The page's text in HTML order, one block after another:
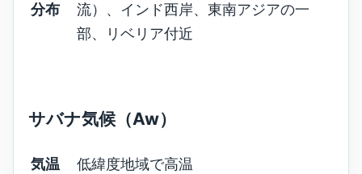
分布
流）、インド西岸、東南アジアの一
部、リベリア付近
サバナ気候（Aw）
気温 低緯度地域で高温